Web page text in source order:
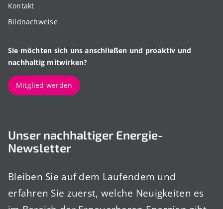
Kontakt
Bildnachweise
Sie möchten sich uns anschließen und proaktiv und
nachhaltig mitwirken?
Mitglied werden
Unser nachhaltiger Energie-
Newsletter
Bleiben Sie auf dem Laufendem und
erfahren Sie zuerst, welche Neuigkeiten es